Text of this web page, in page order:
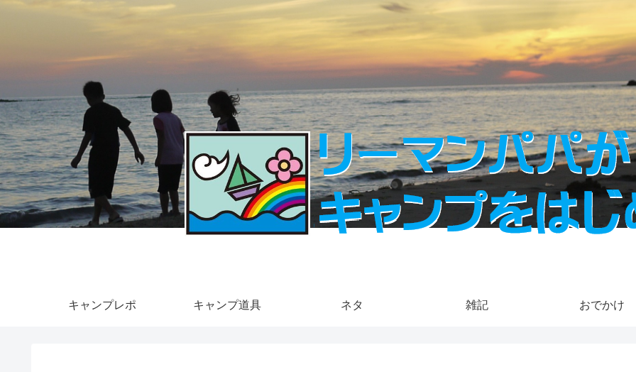
キャンプレポ キャンプ道具 ネタ 雑記 おでかけ